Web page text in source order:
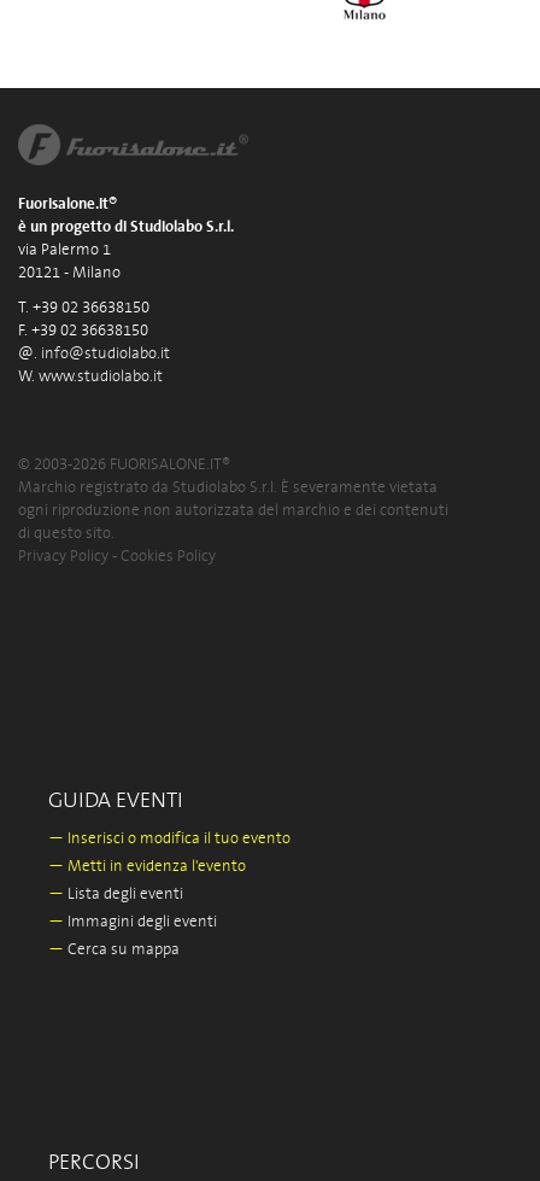
Fuorisalone.it®
è un progetto di Studiolabo S.r.l.
via Palermo 1
20121 - Milano
T. +39 02 36638150
F. +39 02 36638150
@. info@studiolabo.it
W. www.studiolabo.it
© 2003-2026 FUORISALONE.IT®
Marchio registrato da Studiolabo S.r.l. È severamente vietata
ogni riproduzione non autorizzata del marchio e dei contenuti
di questo sito.
Privacy Policy - Cookies Policy
GUIDA EVENTI
— Inserisci o modifica il tuo evento
— Metti in evidenza l'evento
— Lista degli eventi
— Immagini degli eventi
— Cerca su mappa
PERCORSI